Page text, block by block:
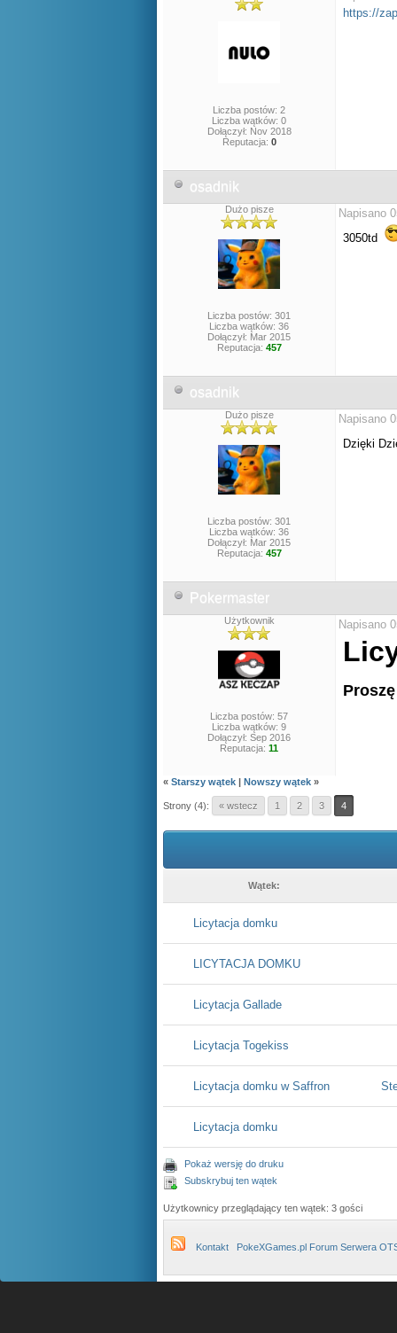
Liczba postów: 2
Liczba wątków: 0
Dołączył: Nov 2018
Reputacja: 0
https://
osadnik
Dużo pisze
Liczba postów: 301
Liczba wątków: 36
Dołączył: Mar 2015
Reputacja: 457
Napisano
3050td
osadnik
Dużo pisze
Liczba postów: 301
Liczba wątków: 36
Dołączył: Mar 2015
Reputacja: 457
Napisano
Dzięki
Pokermaster
Użytkownik
Liczba postów: 57
Liczba wątków: 9
Dołączył: Sep 2016
Reputacja: 11
Napisano
« Starszy wątek | Nowszy wątek »
Strony (4): « wstecz 1 2 3 4
Wątek:
Licytacja domku
LICYTACJA DOMKU
Licytacja Gallade
Licytacja Togekiss
Licytacja domku w Saffron
Licytacja domku
Pokaż wersję do druku
Subskrybuj ten wątek
Użytkownicy przeglądający ten wątek: 3 gości
Kontakt PokeXGames.pl Forum Serwera